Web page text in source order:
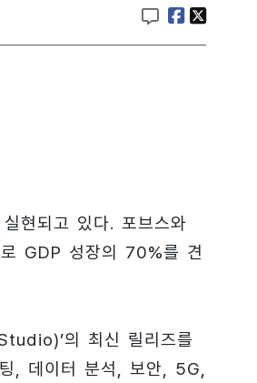
현되고 있다. 포브스와
GDP 성장의 70%를 견
의 최신 릴리즈를
, 데이터 분석, 보안, 5G,